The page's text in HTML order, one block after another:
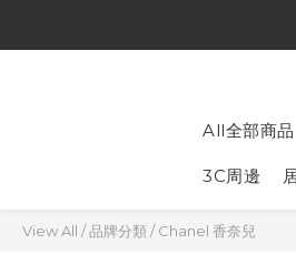
All全部商品
3C周邊
View All /品牌分類/Chanel 香奈兒